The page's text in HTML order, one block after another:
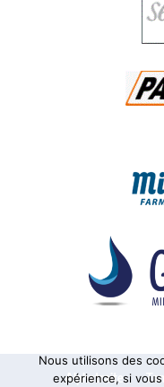
Alphatraite
Nous utilisons des
expérience, si